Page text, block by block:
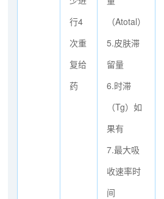
行4
次重
复给
药
（Atotal）
5.皮肤滞
留量
6.时滞
（Tg）如
果有
7.最大吸
收速率时
间